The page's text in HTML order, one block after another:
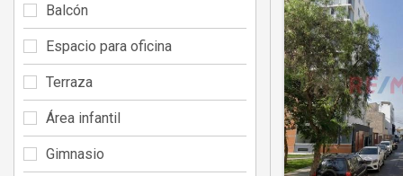
Balcón
Espacio para oficina
Terraza
Área infantil
Gimnasio